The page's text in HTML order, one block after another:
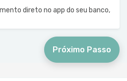
direto no app do seu banco,
Próximo Passo